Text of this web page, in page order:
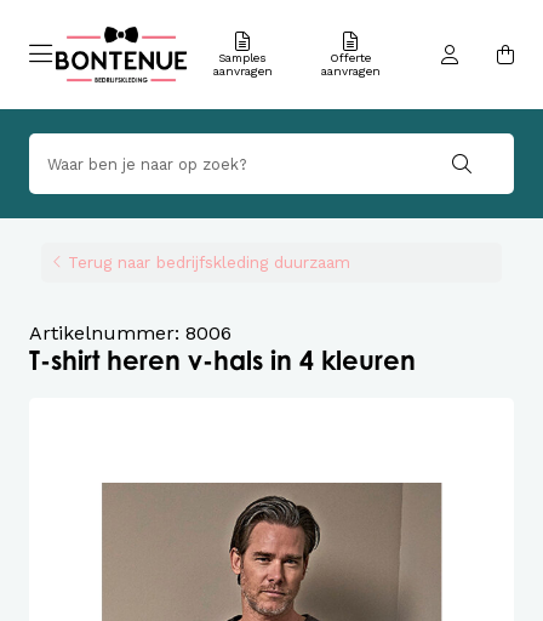
Samples
aanvragen
Offerte
aanvragen
Terug naar bedrijfskleding duurzaam
Artikelnummer: 8006
T-shirt heren v-hals in 4 kleuren